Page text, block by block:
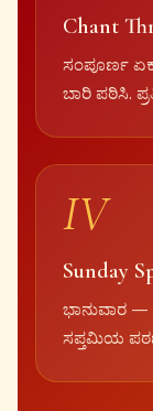
Chant
ಸಂಪೂರ್ಣ
ಬಾರಿ ಪಠಿಸಿ.
IV
Sunday
ಭಾನುವಾರ
ಸಪ್ತಮಿಯ